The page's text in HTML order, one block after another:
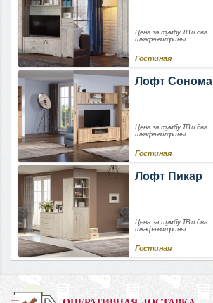
Цена за тумбу ТВ и два
шкафа-витрины
Гостиная
Лофт Сонома
Цена за тумбу ТВ и два
шкафа-витрины
Гостиная
Лофт Пикар
Цена за тумбу ТВ и два
шкафа-витрины
Гостиная